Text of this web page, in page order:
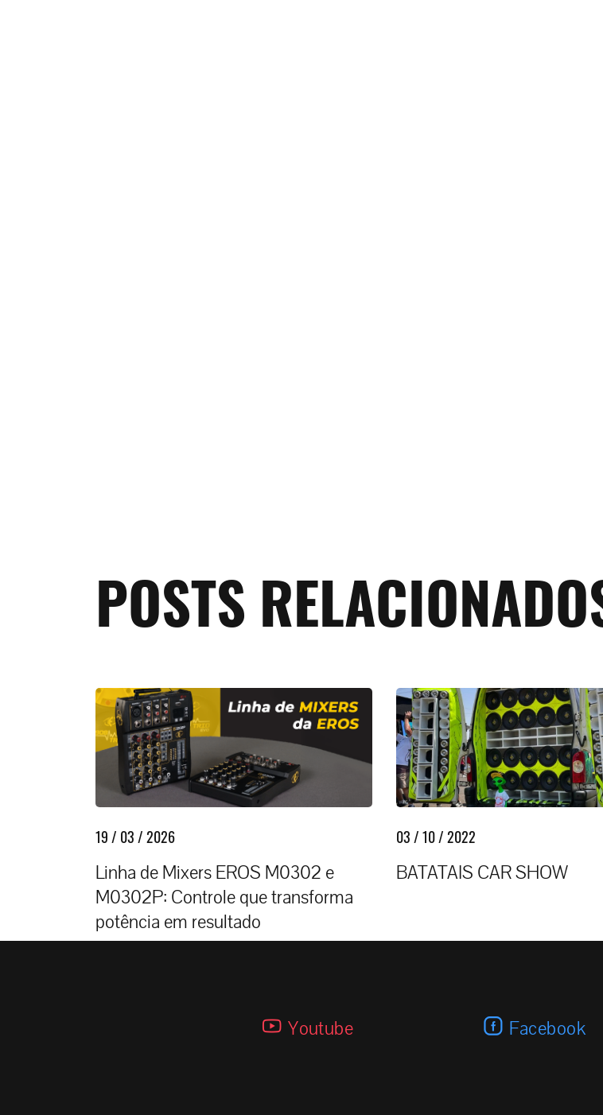
POSTS
19 / 03 / 2026
Linha de Mixers EROS M0302 e
M0302P: Controle que transforma
potência em resultado
03 / 10 / 2022
BATATAIS CAR SHOW
Youtube Facebook